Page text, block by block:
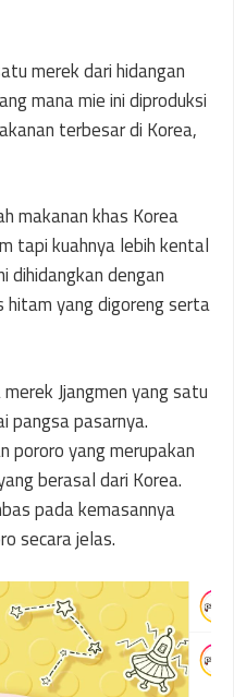
merek dari hidangan
mana mie ini diproduksi
terbesar di Korea,
makanan khas Korea
tapi kuahnya lebih kental
dihidangkan dengan
hitam yang digoreng serta
Jjangmen yang satu
pangsa pasarnya.
pororo yang merupakan
berasal dari Korea.
pada kemasannya
secara jelas.